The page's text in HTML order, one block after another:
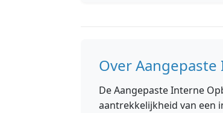
Over
De Aangepaste Interne
aantrekkelijkheid van een